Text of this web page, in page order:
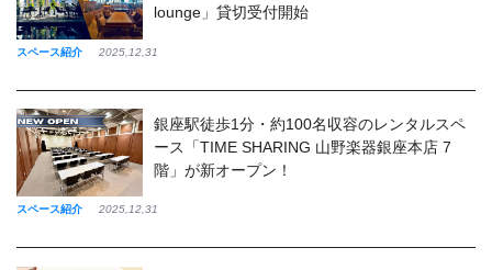
スペース紹介 2025,12,31
lounge」貸切受付開始
スペース紹介 2025,12,31
銀座駅徒歩1分・約100名収容のレンタルスペ
ース「TIME SHARING 山野楽器銀座本店 7
階」が新オープン！